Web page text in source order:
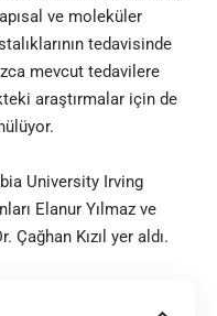
ve moleküler
tedavisinde
mevcut tedavilere
araştırmalar için de
University Irving
Elanur Yılmaz ve
Kızıl yer aldı.